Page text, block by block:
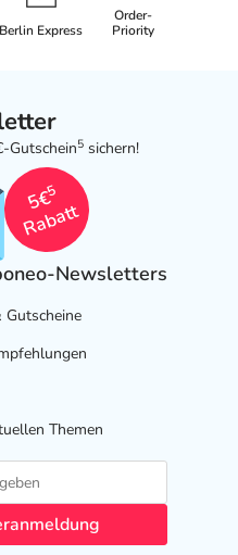
Berlin Express
Order-
Priority
Gutschein5 sichern!
5€
5
Rabatt
Newsletters
Gutscheine
Themen